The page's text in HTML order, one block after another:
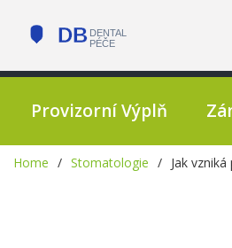
Provizorní Výplň
Home Stomatologie Jak